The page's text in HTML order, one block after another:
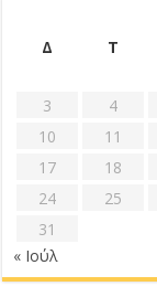
Δ
Τ
3
4
10
11
17
18
24
25
31
« Ιούλ